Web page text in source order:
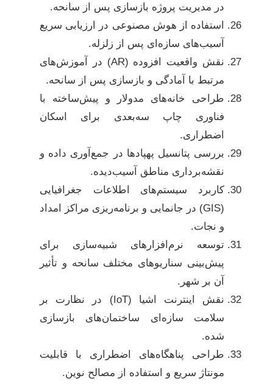
در مدیریت پروژه بازسازی پس از سانحه.
استفاده از هوش مصنوعی در ارزیابی سریع
آسیب‌های سازه‌ای پس از زلزله.
نقش واقعیت افزوده (AR) در آموزش‌های
مرتبط با آمادگی و بازسازی پس از سانحه.
طراحی خانه‌های مدولار و پیش‌ساخته با
فناوری چاپ سه‌بعدی برای اسکان
اضطراری.
بررسی پتانسیل پهپادها در جمع‌آوری داده و
نقشه‌برداری مناطق آسیب‌دیده.
کاربرد سیستم‌های اطلاعات جغرافیایی
(GIS) در جانمایی و برنامه‌ریزی مراکز امداد
و نجات.
توسعه نرم‌افزارهای شبیه‌سازی برای
پیش‌بینی سناریوهای مختلف سانحه و تأثیر
آن بر شهر.
نقش اینترنت اشیا (IoT) در نظارت بر
سلامت سازه‌ای ساختمان‌های بازسازی
شده.
طراحی پناهگاه‌های اضطراری با قابلیت
مونتاژ سریع و استفاده از مصالح نوین.